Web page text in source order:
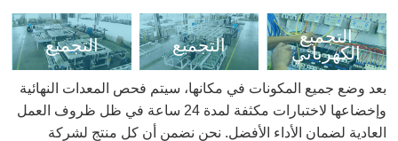
التجميع
الكهربائي
التجميع التجميع
بعد وضع جميع المكونات في مكانها، سيتم فحص المعدات النهائية
وإخضاعها لاختبارات مكثفة لمدة 24 ساعة في ظل ظروف العمل
العادية لضمان الأداء الأفضل. نحن نضمن أن كل منتج لشركة